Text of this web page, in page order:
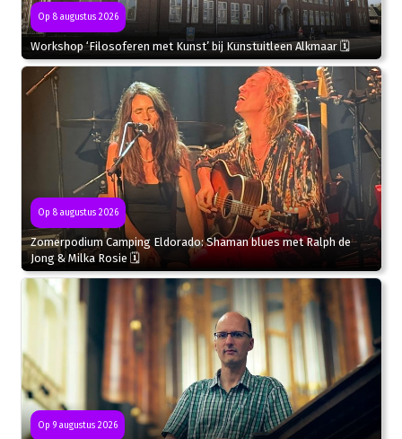
Op 8 augustus 2026
Workshop ‘Filosoferen met Kunst’ bij Kunstuitleen Alkmaar 🗓
Op 8 augustus 2026
Zomerpodium Camping Eldorado: Shaman blues met Ralph de
Jong & Milka Rosie 🗓
Op 9 augustus 2026